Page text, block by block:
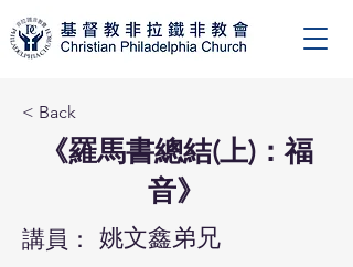
< Back
《羅馬書總結(上)：福
音》
講員： 姚文鑫弟兄